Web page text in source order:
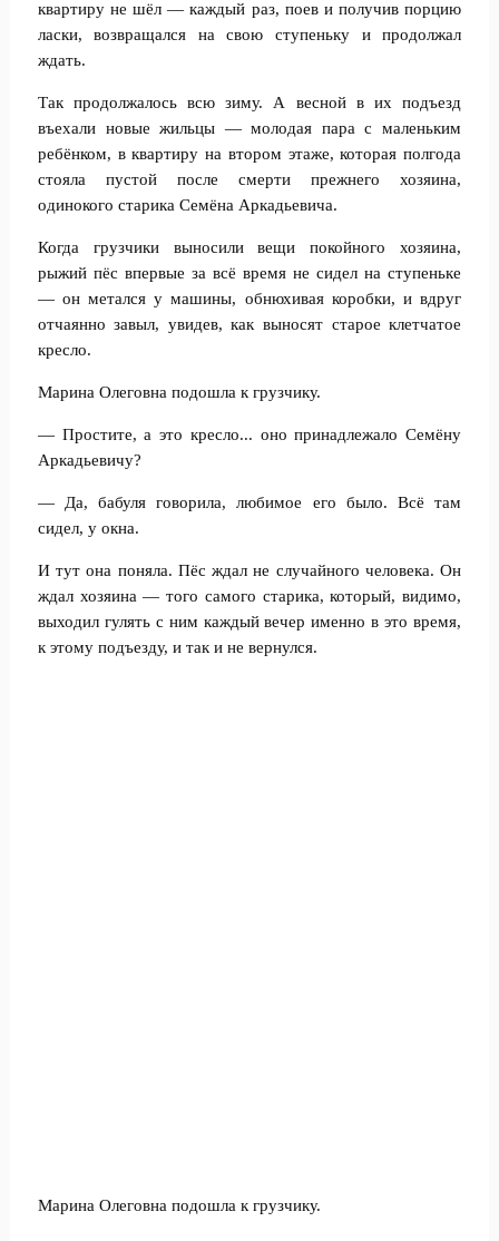
квартиру не шёл — каждый раз, поев и получив порцию
ласки, возвращался на свою ступеньку и продолжал
ждать.
Так продолжалось всю зиму. А весной в их подъезд
въехали новые жильцы — молодая пара с маленьким
ребёнком, в квартиру на втором этаже, которая полгода
стояла пустой после смерти прежнего хозяина,
одинокого старика Семёна Аркадьевича.
Когда грузчики выносили вещи покойного хозяина,
рыжий пёс впервые за всё время не сидел на ступеньке
— он метался у машины, обнюхивая коробки, и вдруг
отчаянно завыл, увидев, как выносят старое клетчатое
кресло.
Марина Олеговна подошла к грузчику.
— Простите, а это кресло... оно принадлежало Семёну
Аркадьевичу?
— Да, бабуля говорила, любимое его было. Всё там
сидел, у окна.
И тут она поняла. Пёс ждал не случайного человека. Он
ждал хозяина — того самого старика, который, видимо,
выходил гулять с ним каждый вечер именно в это время,
к этому подъезду, и так и не вернулся.
Марина Олеговна подошла к грузчику.